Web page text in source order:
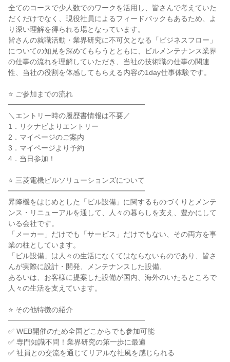
全てのコースで少人数でのワークを活用し、皆さんで考えていた
だくだけでなく、現役社員によるフィードバックもあるため、よ
り深い理解を得られる場となっています。
皆さんの就職活動・業界研究に不可欠となる「ビジネスフロー」
についての知見を深めてもらうとともに、ビルメンテナンス業界
の仕事の流れを理解していただき、当社の技術職の仕事の関連
性、当社の役割を体感してもらえる内容の1day仕事体験です。
⭐ ご参加までの流れ
━━━━━━━━━━━━━━━━━━━
＼エントリー時の履歴書情報は不要／
1．リクナビよりエントリー
2．マイページのご案内
3．マイページより予約
4．当日参加！
⭐ 三菱電機ビルソリューションズについて
━━━━━━━━━━━━━━━━━━━
昇降機をはじめとした「ビル設備」に関するものづくりとメンテ
ンス・リニューアルを通して、人々の暮らしを支え、豊かにして
いる会社です。
「メーカー」だけでも「サービス」だけでもない、その両方を事
業の柱としています。
「ビル設備」は人々の生活になくてはならないものであり、皆さ
んが実際に設計・開発、メンテナンスした設備、
あるいは、お客様に提案した設備が国内、海外のいたるところで
人々の生活を支えています。
⭐ その他特徴の紹介
━━━━━━━━━━━━━━━━━━━
✅ WEB開催のため全国どこからでも参加可能
✅ 専門知識不問！業界研究の第一歩に最適
✅ 社員との交流を通じてリアルな社風を感じられる